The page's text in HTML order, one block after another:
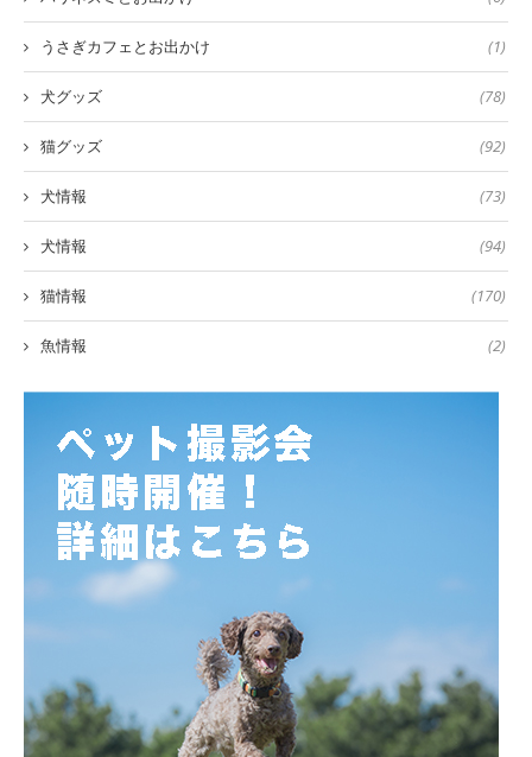
うさぎカフェとお出かけ (1)
犬グッズ (78)
猫グッズ (92)
犬情報 (73)
犬情報 (94)
猫情報 (170)
魚情報 (2)